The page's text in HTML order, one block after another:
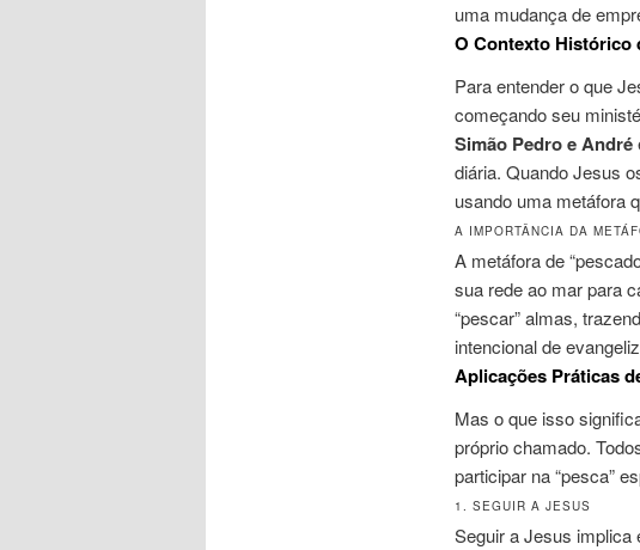
uma mudança de
O Contexto Histórico
Para entender o que
começando seu
Simão Pedro e André
diária. Quando Jesus
usando uma metáfora
A IMPORTÂNCIA DA
A metáfora de
sua rede ao mar para
“pescar” almas,
intencional de
Aplicações Práticas
Mas o que isso
próprio chamado.
participar na “pesca”
1. SEGUIR A JESUS
Seguir a Jesus implica